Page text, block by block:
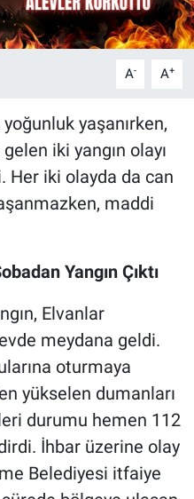
A- A+
yaşanırken,
iki yangın olayı
Her iki olayda da can
maddi
Yangın Çıktı
Elvanlar
meydana geldi.
oturmaya
yükselen dumanları
durumu hemen 112
İhbar üzerine olay
Belediyesi itfaiye